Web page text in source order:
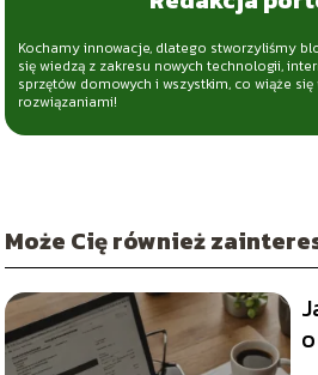
Kochamy innowacje, dlatego stworzyliśmy
się wiedzą z zakresu nowych technologii,
sprzętów domowych i wszystkim, co wiąże
rozwiązaniami!
Może Cię również